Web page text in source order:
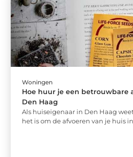
Woningen
Hoe huur je een betrouwbare
Den Haag
Als huiseigenaar in Den Haag
het is om de afvoeren van je huis